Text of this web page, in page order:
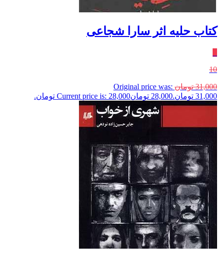
کتاب حلیه اثر سارا شجاعی
10
31,000 تومان Original price was:
31,000 تومان.
28,000 تومانCurrent price is: 28,000 تومان.